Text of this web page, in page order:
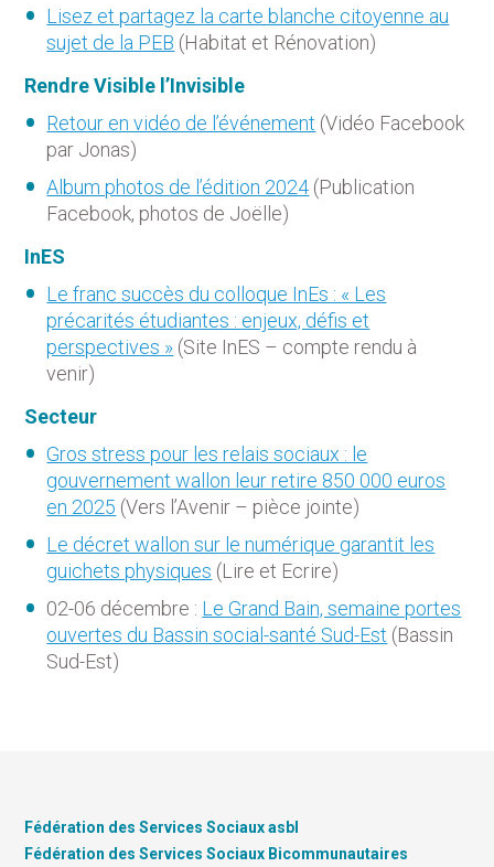
Lisez et partagez la carte blanche citoyenne au
sujet de la PEB (Habitat et Rénovation)
Rendre Visible l’Invisible
Retour en vidéo de l’événement (Vidéo Facebook
par Jonas)
Album photos de l’édition 2024 (Publication
Facebook, photos de Joëlle)
InES
Le franc succès du colloque InEs : « Les
précarités étudiantes : enjeux, défis et
perspectives » (Site InES – compte rendu à
venir)
Secteur
Gros stress pour les relais sociaux : le
gouvernement wallon leur retire 850 000 euros
en 2025 (Vers l’Avenir – pièce jointe)
Le décret wallon sur le numérique garantit les
guichets physiques (Lire et Ecrire)
02-06 décembre : Le Grand Bain, semaine portes
ouvertes du Bassin social-santé Sud-Est (Bassin
Sud-Est)
Fédération des Services Sociaux asbl
Fédération des Services Sociaux Bicommunautaires